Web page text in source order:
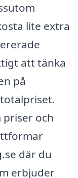
lite extra
att tänka
på
och
där du
erbjuder